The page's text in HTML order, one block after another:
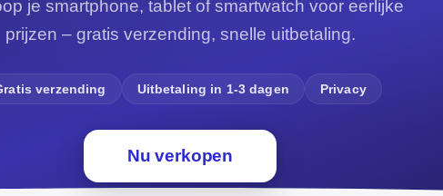
je smartphone, tablet of smartwatch voor eerlijke
prijzen – gratis verzending, snelle uitbetaling.
verzending Uitbetaling in 1-3 dagen Privacy
Nu verkopen